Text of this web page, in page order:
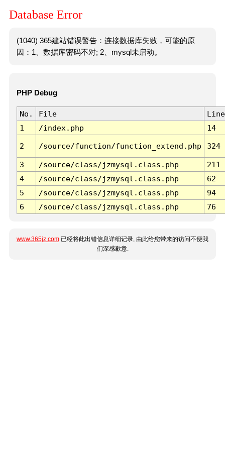
Database Error
(1040) 365建站错误警告：连接数据库失败，可能的原
因：1、数据库密码不对; 2、mysql未启动。
PHP Debug
No. File
Line
1
/index.php 14
2 /source/function/function_extend.php 324
3 /source/class/jzmysql.class.php
211
4
/source/class/jzmysql.class.php
62
5
/source/class/jzmysql.class.php
94
6
/source/class/jzmysql.class.php 76
www.365jz.com 已经将此出错信息详细记录, 由此给您带来的访问不便我
们深感歉意.